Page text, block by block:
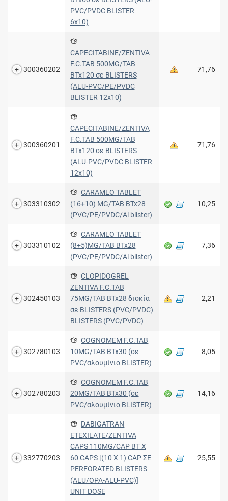
PVC/PVDC BLISTER
6x10)
300360202
CAPECITABINE/ZENTIVA
F.C.TAB 500MG/TAB
BTx120 σε BLISTERS
(ALU-PVC/PE/PVDC
BLISTER 12x10)
71,76
300360201
CAPECITABINE/ZENTIVA
F.C.TAB 500MG/TAB
BTx120 σε BLISTERS
(ALU-PVC/PVDC BLISTER
12x10)
71,76
303310302
CARAMLO TABLET
(16+10) MG/TAB BTx28
(PVC/PE/PVDC/Al blister)
10,25
303310102
CARAMLO TABLET
(8+5)MG/TAB BTx28
(PVC/PE/PVDC/Al blister)
7,36
302450103
CLOPIDOGREL
ZENTIVA F.C.TAB
75MG/TAB BTx28 δισκία
σε BLISTERS (PVC/PVDC)
BLISTERS (PVC/PVDC)
2,21
302780103
COGNOMEM F.C.TAB
10MG/TAB BTx30 (σε
PVC/αλουμίνιο BLISTER)
8,05
302780203
COGNOMEM F.C.TAB
20MG/TAB BTx30 (σε
PVC/αλουμίνιο BLISTER)
14,16
332770203
DABIGATRAN
ETEXILATE/ZENTIVA
CAPS 110MG/CAP BT X
60 CAPS [(10 X 1) CAP ΣΕ
PERFORATED BLISTERS
(ALU/OPA-ALU-PVC)]
UNIT DOSE
25,55